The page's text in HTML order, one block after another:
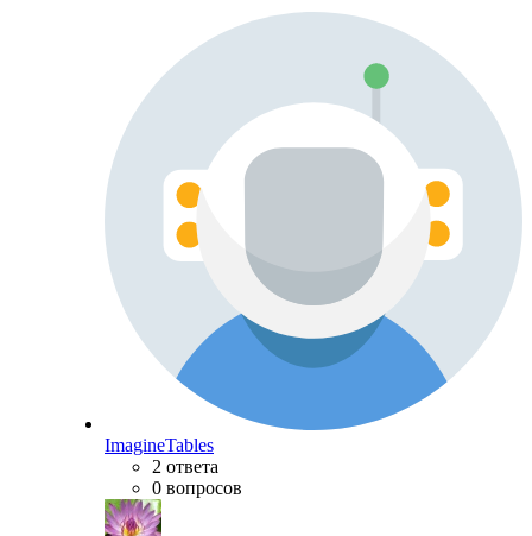
ImagineTables
2 ответа
0 вопросов